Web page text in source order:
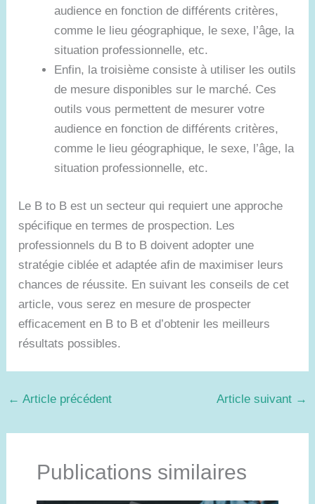
audience en fonction de différents critères,
comme le lieu géographique, le sexe, l’âge, la
situation professionnelle, etc.
Enfin, la troisième consiste à utiliser les outils
de mesure disponibles sur le marché. Ces
outils vous permettent de mesurer votre
audience en fonction de différents critères,
comme le lieu géographique, le sexe, l’âge, la
situation professionnelle, etc.
Le B to B est un secteur qui requiert une approche
spécifique en termes de prospection. Les
professionnels du B to B doivent adopter une
stratégie ciblée et adaptée afin de maximiser leurs
chances de réussite. En suivant les conseils de cet
article, vous serez en mesure de prospecter
efficacement en B to B et d’obtenir les meilleurs
résultats possibles.
← Article précédent Article suivant →
Publications similaires